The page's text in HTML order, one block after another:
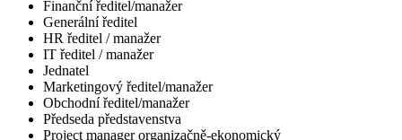
Finanční ředitel/manažer
Generální ředitel
HR ředitel / manažer
IT ředitel / manažer
Jednatel
Marketingový ředitel/manažer
Obchodní ředitel/manažer
Předseda představenstva
Project manager organizačně-ekonomický